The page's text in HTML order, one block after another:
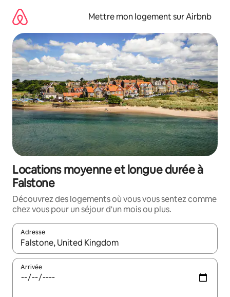
directement
contenu
Mettre mon logement sur Airbnb
Locations moyenne et longue durée à
Falstone
Découvrez des logements où vous vous sentez comme
chez vous pour un séjour d'un mois ou plus.
Adresse
Lorsque les résultats s'affichent, utilisez les flèches vers le
Arrivée